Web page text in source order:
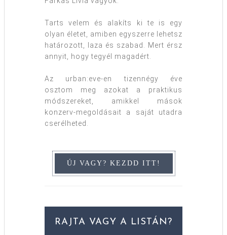
Tarts velem és alakíts ki te is egy
olyan életet, amiben egyszerre lehetsz
határozott, laza és szabad. Mert érsz
annyit, hogy tegyél magadért.
Az urban:eve-en tizennégy éve
osztom meg azokat a praktikus
módszereket, amikkel mások
konzerv-megoldásait a saját utadra
cserélheted.
RAJTA VAGY A LISTÁN?